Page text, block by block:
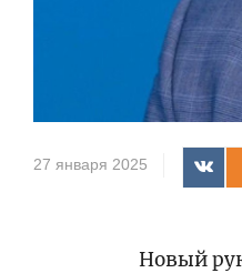
27 января 2025
Новый